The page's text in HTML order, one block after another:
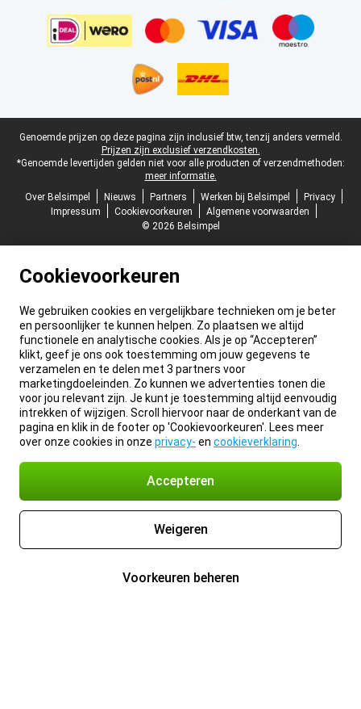
Juridische voettekst
Genoemde prijzen op deze pagina zijn inclusief btw, tenzij anders vermeld.
Prijzen zijn exclusief verzendkosten.
*Genoemde levertijden gelden niet voor alle producten of verzendmethoden:
meer informatie.
Over Belsimpel
Nieuws Partners Werken bij Belsimpel
Privacy
Impressum
Cookievoorkeuren
Algemene voorwaarden
© 2026 Belsimpel
Cookievoorkeuren
We gebruiken cookies en vergelijkbare technieken om je beter
en persoonlijker te kunnen helpen. Zo plaatsen we altijd
functionele en analytische cookies. Als je op “Accepteren”
klikt, geef je ons ook toestemming om jouw gegevens te
verzamelen en te delen met 3 partners voor
marketingdoeleinden. Zo kunnen we advertenties tonen die
voor jou relevant zijn. Je kunt je toestemming altijd eenvoudig
intrekken of wijzigen. Scroll hiervoor naar de onderkant van de
pagina en klik in de footer op 'Cookievoorkeuren'. Lees meer
over onze cookies in onze privacy- en cookieverklaring
Accepteren
Weigeren
Voorkeuren beheren